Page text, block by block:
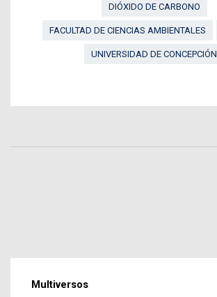
DIÓXIDO DE CARBONO
FACULTAD DE CIENCIAS AMBIENTALES
UNIVERSIDAD DE CONCEPCIÓN
Multiversos